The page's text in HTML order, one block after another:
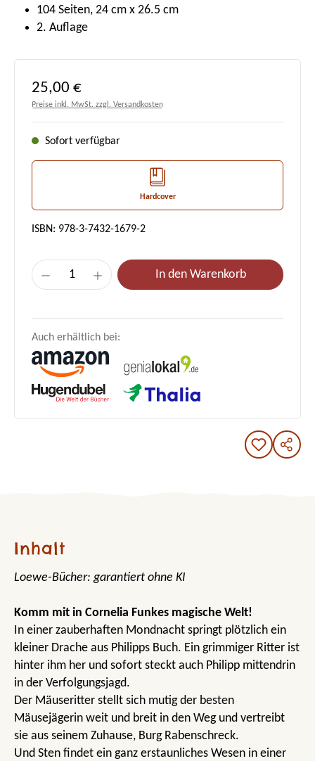
104 Seiten, 24 cm x 26.5 cm
2. Auflage
Regulärer Preis:
25,00 €
Preise inkl. MwSt. zzgl. Versandkosten
Sofort verfügbar
Hardcover
ISBN: 978-3-7432-1679-2
Produkt Anzahl: Gib den gewünschten
In den Warenkorb
Auch erhältlich bei:
Inhalt
Loewe-Bücher: garantiert ohne KI
Komm mit in Cornelia Funkes magische Welt!
In einer zauberhaften Mondnacht springt plötzlich ein
kleiner Drache aus Philipps Buch. Ein grimmiger Ritter ist
hinter ihm her und sofort steckt auch Philipp mittendrin
in der Verfolgungsjagd.
Der Mäuseritter stellt sich mutig der besten
Mäusejägerin weit und breit in den Weg und vertreibt
sie aus seinem Zuhause, Burg Rabenschreck.
Und Sten findet ein ganz erstaunliches Wesen in einer